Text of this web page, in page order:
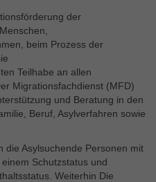
der
beim Prozess der
Teilhabe an allen
Migrationsfachdienst (MFD)
und Beratung in den
Beruf, Asylverfahren sowie
die Asylsuchende Personen mit
Schutzstatus und
Weiterhin Die